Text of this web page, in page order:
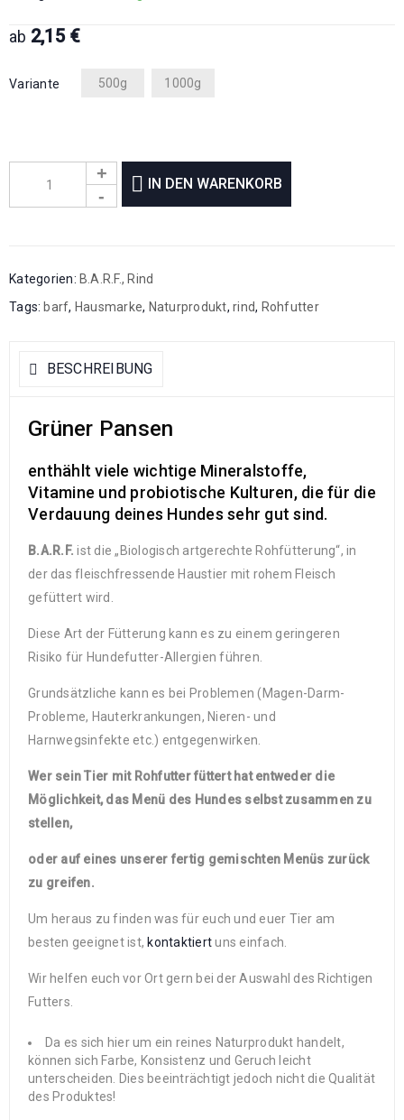
ab 2,15 €
Variante 500g 1000g
IN DEN WARENKORB
Kategorien: B.A.R.F., Rind
Tags: barf, Hausmarke, Naturprodukt, rind, Rohfutter
BESCHREIBUNG
Grüner Pansen
enthählt viele wichtige Mineralstoffe,
Vitamine und probiotische Kulturen, die für die
Verdauung deines Hundes sehr gut sind.
B.A.R.F. ist die „Biologisch artgerechte Rohfütterung“, in
der das fleischfressende Haustier mit rohem Fleisch
gefüttert wird.
Diese Art der Fütterung kann es zu einem geringeren
Risiko für Hundefutter-Allergien führen.
Grundsätzliche kann es bei Problemen (Magen-Darm-
Probleme, Hauterkrankungen, Nieren- und
Harnwegsinfekte etc.) entgegenwirken.
Wer sein Tier mit Rohfutter füttert hat entweder die
Möglichkeit, das Menü des Hundes selbst zusammen zu
stellen,
oder auf eines unserer fertig gemischten Menüs zurück
zu greifen.
Um heraus zu finden was für euch und euer Tier am
besten geeignet ist, kontaktiertuns einfach.
Wir helfen euch vor Ort gern bei der Auswahl des Richtigen
Futters.
Da es sich hier um ein reines Naturprodukt handelt,
können sich Farbe, Konsistenz und Geruch leicht
unterscheiden. Dies beeinträchtigt jedoch nicht die Qualität
des Produktes!